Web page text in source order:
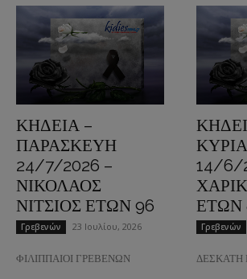
ΚΗΔΕΙΑ –
ΠΑΡΑΣΚΕΥΗ
24/7/2026 –
ΝΙΚΟΛΑΟΣ
ΝΙΤΣΙΟΣ ΕΤΩΝ 96
Γρεβενών 23 Ιουλίου, 2026
ΦΙΛΙΠΠΑΙΟΙ ΓΡΕΒΕΝΩΝ
14/6/
ΕΤΩΝ
Γρεβενών
ΔΕΣΚΑΤΗ